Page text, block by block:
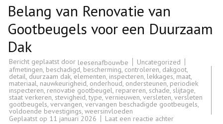
Belang van Renovatie van
Gootbeugels voor een Duurzaam
Dak
Bericht geplaatst door leesenafbouwbe
Uncategorized
afmetingen, beschadigd, bescherming, controleren, dakgoot,
detail, duurzaam dak,elementen, inspecteren, lekkages,maat,
materiaal, nauwkeurigheid, onderhoud, ondersteunen, periodiek
inspecteren, renovatie gootbeugel, repareren, schade, slijtage,
staat verkeren, stevigheid,type,vernieuwen, versleten, versleten
gootbeugels, vervangen, vervangen beschadigde gootbeugels,
voldoende bevestigings, weersinvloeden
Geplaatst op 11 januari 2026 Laat een reactie achterop